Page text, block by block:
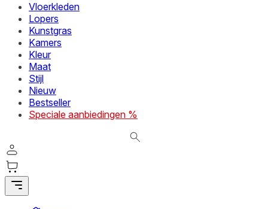
Vloerkleden
Lopers
Kunstgras
Kamers
Kleur
Maat
Stijl
Nieuw
Bestseller
Speciale aanbiedingen %
Noodzakelijk
Noodzakelijke cookies zijn essentieel voor de
verandert, zoals uw voorkeurstaal of de regio waar u zich